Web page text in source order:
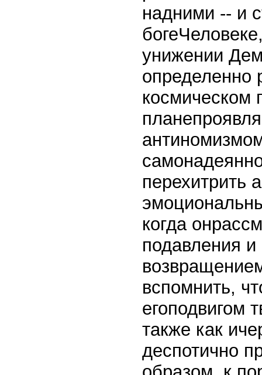
надними -- и
унижении
определенно
космическом
перехитрить
когда
подавления
вспомнить,
егоподвигом
также как
деспотично